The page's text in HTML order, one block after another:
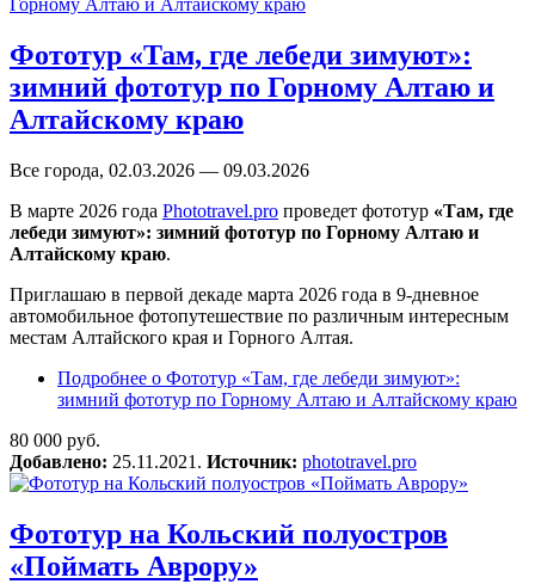
Фототур «Там, где лебеди зимуют»:
зимний фототур по Горному Алтаю и
Алтайскому краю
Все города, 02.03.2026 — 09.03.2026
В марте 2026 года Phototravel.pro проведет фототур «Там, где
лебеди зимуют»: зимний фототур по Горному Алтаю и
Алтайскому краю.
Приглашаю в первой декаде марта 2026 года в 9-дневное
автомобильное фотопутешествие по различным интересным
местам Алтайского края и Горного Алтая.
Подробнее о Фототур «Там, где лебеди зимуют»:
зимний фототур по Горному Алтаю и Алтайскому краю
80 000 руб.
Добавлено: 25.11.2021. Источник: phototravel.pro
Фототур на Кольский полуостров
«Поймать Аврору»